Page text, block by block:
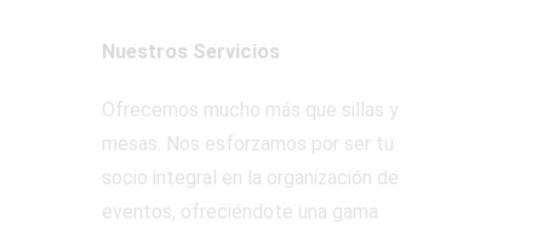
Nuestros Servicios
Ofrecemos mucho más que sillas y
mesas. Nos esforzamos por ser tu
socio integral en la organización de
eventos, ofreciéndote una gama